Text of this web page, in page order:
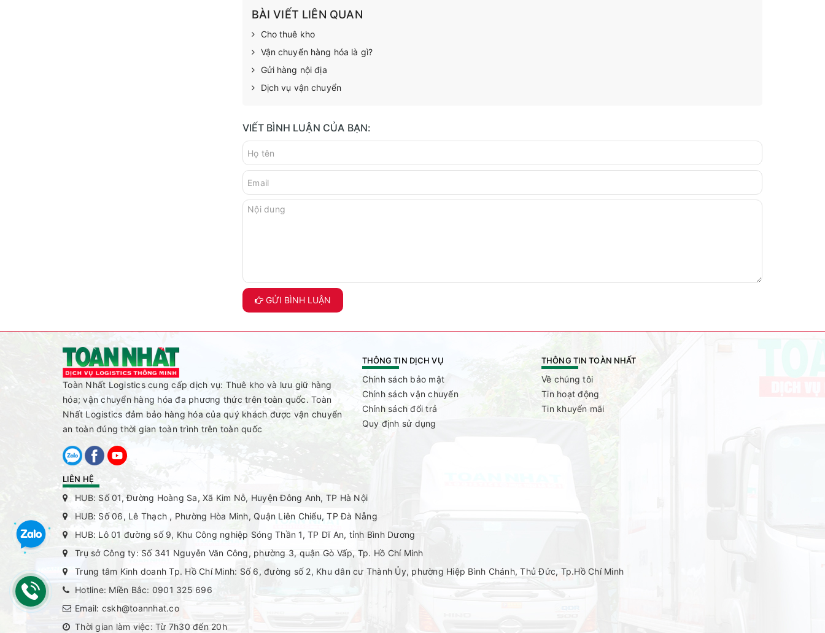
BÀI VIẾT LIÊN QUAN
Cho thuê kho
Vận chuyển hàng hóa là gì?
Gửi hàng nội địa
Dịch vụ vận chuyển
VIẾT BÌNH LUẬN CỦA BẠN:
GỬI BÌNH LUẬN
Toàn Nhất Logistics cung cấp dịch vụ: Thuê kho và lưu giữ hàng
hóa; vận chuyển hàng hóa đa phương thức trên toàn quốc. Toàn
Nhất Logistics đảm bảo hàng hóa của quý khách được vận chuyển
an toàn đúng thời gian toàn trình trên toàn quốc
THÔNG TIN DỊCH VỤ
Chính sách bảo mật
Chính sách vận chuyển
Chính sách đổi trả
Quy định sử dụng
THÔNG TIN TOÀN NHẤT
Về chúng tôi
Tin hoạt động
Tin khuyến mãi
LIÊN HỆ
HUB: Số 01, Đường Hoàng Sa, Xã Kim Nỗ, Huyện Đông Anh, TP Hà Nội
HUB: Số 06, Lê Thạch , Phường Hòa Minh, Quận Liên Chiểu, TP Đà Nẵng
HUB: Lô 01 đường số 9, Khu Công nghiệp Sóng Thần 1, TP Dĩ An, tỉnh Bình Dương
Trụ sở Công ty: Số 341 Nguyễn Văn Công, phường 3, quận Gò Vấp, Tp. Hồ Chí Minh
Trung tâm Kinh doanh Tp. Hồ Chí Minh: Số 6, đường số 2, Khu dân cư Thành Ủy, phường Hiệp Bình Chánh, Thủ Đức, Tp.Hồ Chí Minh
Hotline: Miền Bắc: 0901 325 696
Email: cskh@toannhat.co
Thời gian làm việc: Từ 7h30 đến 20h